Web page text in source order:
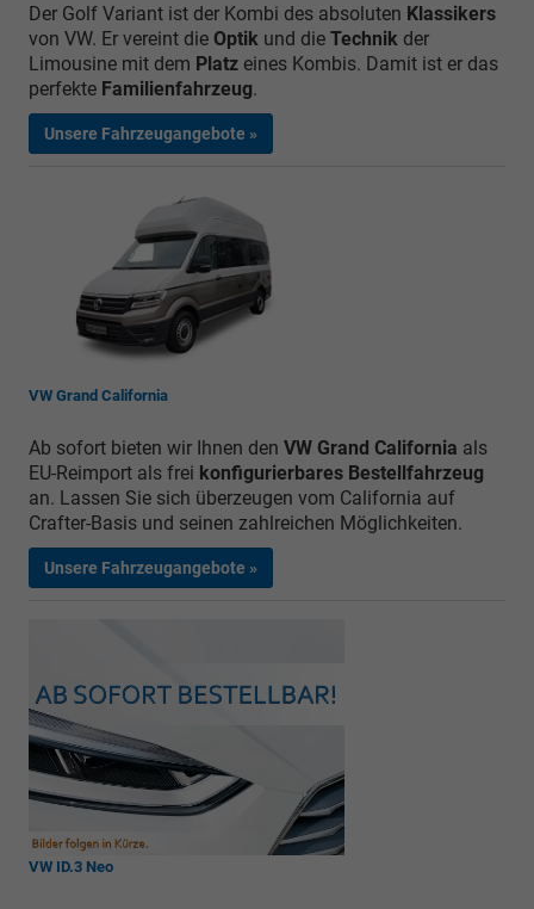
Der Golf Variant ist der Kombi des absoluten Klassikers
von VW. Er vereint die Optik und die Technik der
Limousine mit dem Platz eines Kombis. Damit ist er das
perfekte Familienfahrzeug.
Unsere Fahrzeugangebote »
VW Grand California
Ab sofort bieten wir Ihnen den VW Grand California als
EU-Reimport als frei konfigurierbares Bestellfahrzeug
an. Lassen Sie sich überzeugen vom California auf
Crafter-Basis und seinen zahlreichen Möglichkeiten.
Unsere Fahrzeugangebote »
VW ID.3 Neo